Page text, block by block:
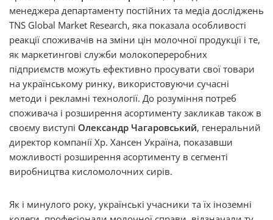
менеджера департаменту постійних та медіа досліджень
TNS Global Market Research, яка показала особливості
реакції споживачів на зміни цін молочної продукції і те,
як маркетингові служби молокопереробних
підприємств можуть ефективно просувати свої товари
на українському ринку, використовуючи сучасні
методи і рекламні технології. До розуміння потреб
споживача і розширення асортименту закликав також в
своєму виступі Олександр Чагаровський, генеральний
директор компанії Хр. Хансен Україна, показавши
можливості розширення асортименту в сегменті
виробництва кисломолочних сирів.
Як і минулого року, українські учасники та їх іноземні